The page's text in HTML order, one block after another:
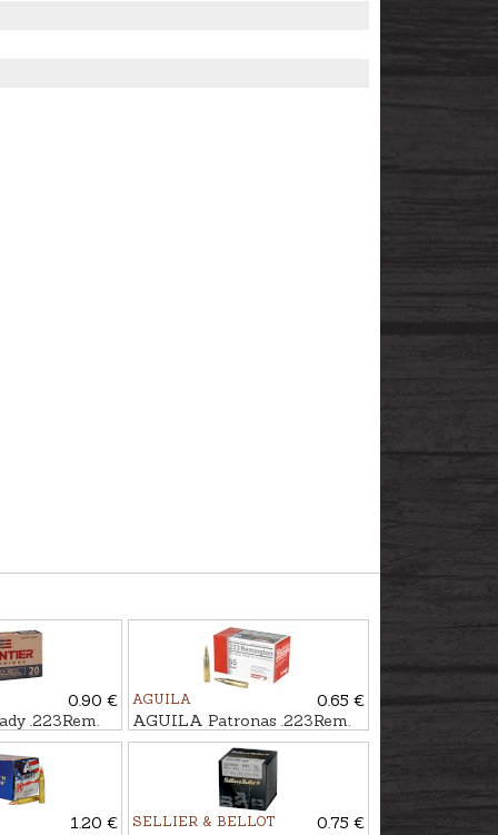
0.90 €
.223Rem.
Frontier
AGUILA
0.65 €
AGUILA Patronas .223Rem.
FMJ 3,6g
1.20 €
SELLIER & BELLOT
0.75 €